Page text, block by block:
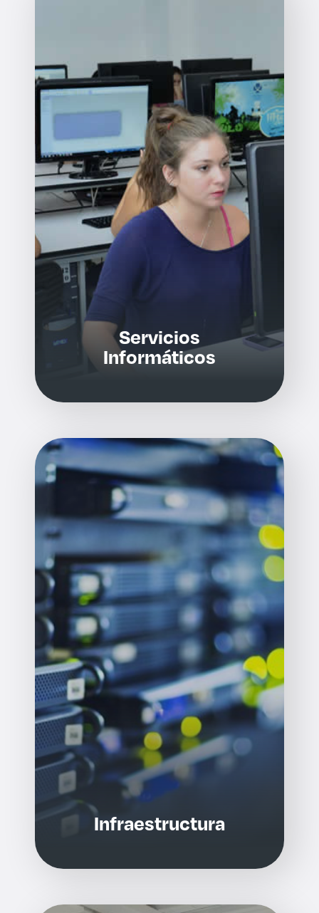
Lo más buscado
Derecho
Prepa ITESO
Becas
Sustentabilidad
Servicios
Informáticos
Infraestructura